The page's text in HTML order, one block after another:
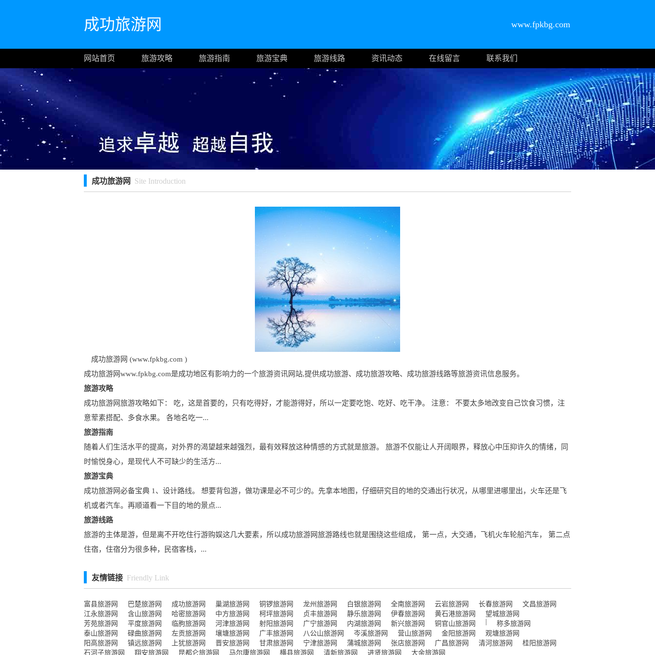
成功旅游网 www.fpkbg.com
网站首页 旅游攻略 旅游指南 旅游宝典 旅游线路 资讯动态 在线留言 联系我们
成功旅游网 Site Introduction
成功旅游网 (www.fpkbg.com )
成功旅游网www.fpkbg.com是成功地区有影响力的一个旅游资讯网站,提供成功旅游、成功旅游攻略、成功旅游线路等旅游资讯信息服务。
旅游攻略
成功旅游网旅游攻略如下： 吃，这是首要的，只有吃得好，才能游得好，所以一定要吃饱、吃好、吃干净。 注意： 不要太多地改变自己饮食习惯，注
意荤素搭配、多食水果。 各地名吃一...
旅游指南
随着人们生活水平的提高，对外界的渴望越来越强烈，最有效释放这种情感的方式就是旅游。 旅游不仅能让人开阔眼界，释放心中压抑许久的情绪，同
时愉悦身心，是现代人不可缺少的生活方...
旅游宝典
成功旅游网必备宝典 1、设计路线。 想要背包游，做功课是必不可少的。先拿本地图，仔细研究目的地的交通出行状况，从哪里进哪里出，火车还是飞
机或者汽车。再顺道看一下目的地的景点...
旅游线路
旅游的主体是游，但是离不开吃住行游购娱这几大要素，所以成功旅游网旅游路线也就是围绕这些组成， 第一点，大交通，飞机火车轮船汽车， 第二点
住宿，住宿分为很多种，民宿客栈，...
友情链接 Friendly Link
富县旅游网 巴楚旅游网 成功旅游网 巢湖旅游网 铜锣旅游网 龙州旅游网 白银旅游网 全南旅游网 云岩旅游网 长春旅游网
文昌旅游网
江永旅游网
含山旅游网 哈密旅游网 中方旅游网 柯坪旅游网 贞丰旅游网 静乐旅游网 伊春旅游网 黄石港旅游网
望城旅游网
芳苑旅游网
平度旅游网 临朐旅游网 河津旅游网 射阳旅游网 广宁旅游网 内湖旅游网 新兴旅游网 铜官山旅游网
称多旅游网
泰山旅游网
碌曲旅游网 左贡旅游网 壤塘旅游网 广丰旅游网 八公山旅游网 岑溪旅游网 营山旅游网 金阳旅游网
观塘旅游网
阳高旅游网
镇远旅游网 上犹旅游网 晋安旅游网 甘肃旅游网 宁津旅游网 蒲城旅游网 张店旅游网 广昌旅游网 清河旅游网
桂阳旅游网
石河子旅游网
翔安旅游网 昆都仑旅游网 马尔康旅游网 横县旅游网 清新旅游网 进贤旅游网 大余旅游网